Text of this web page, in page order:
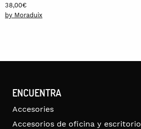
38,00€
by Moraduix
ENCUENTRA
Accesories
Accesorios de oficina y escritorio